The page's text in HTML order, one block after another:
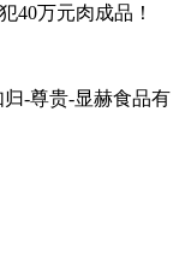
40万元肉成品！
-尊贵-显赫食品有